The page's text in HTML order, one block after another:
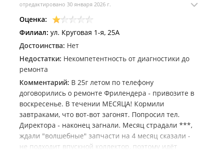
отредактировано 30 января 2026 г.
Оценка:
Филиал: ул. Круговая 1-я, 25А
Достоинства: Нет
Недостатки: Некомпетентность от диагностики до
ремонта
Комментарий: В 25г летом по телефону
договорились о ремонте Фрилендера - привозите в
воскресенье. В течении МЕСЯЦА! Кормили
завтраками, что вот-вот загонят. Попросил тел.
Директора - наконец загнали. Месяц страдали ***,
ждали "волшебные" запчасти на 4 месяц сказали -
не подходит впускной коллектор, поэтому идёт